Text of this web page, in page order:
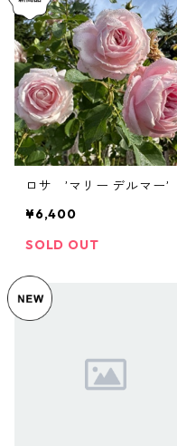
ロサ ’マリー デルマー’
¥6,400
SOLD OUT